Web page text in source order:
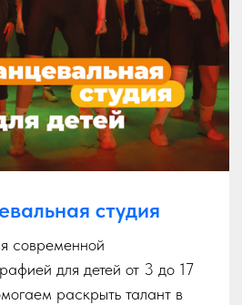
студия
современной
для детей от 3 до 17
раскрыть талант в